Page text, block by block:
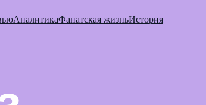
АналитикаФанатская жизньИстория